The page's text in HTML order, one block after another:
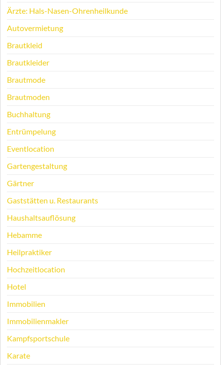
Ärzte: Hals-Nasen-Ohrenheilkunde
Autovermietung
Brautkleid
Brautkleider
Brautmode
Brautmoden
Buchhaltung
Entrümpelung
Eventlocation
Gartengestaltung
Gärtner
Gaststätten u. Restaurants
Haushaltsauflösung
Hebamme
Heilpraktiker
Hochzeitlocation
Hotel
Immobilien
Immobilienmakler
Kampfsportschule
Karate